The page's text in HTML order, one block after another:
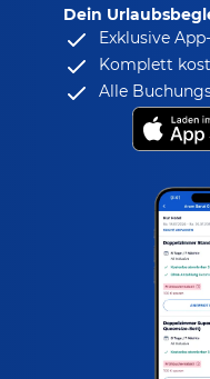
Dein
Exklusive
Komplett
Alle